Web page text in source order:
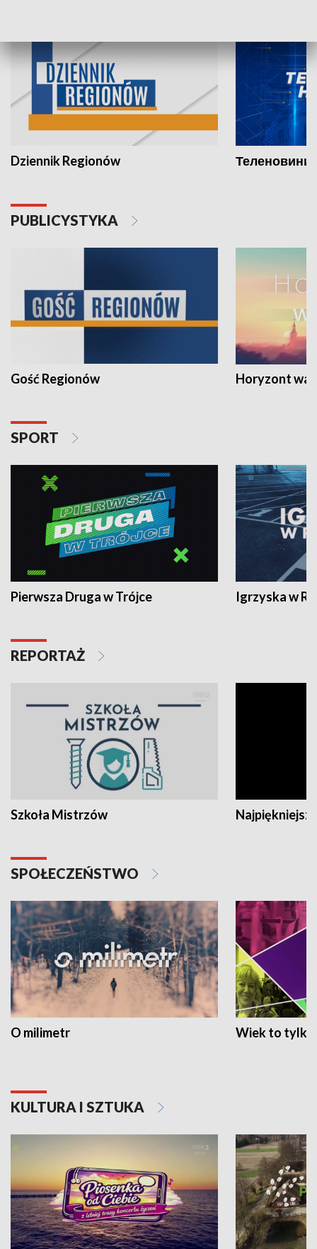
Dziennik Regionów Теленовини
PUBLICYSTYKA
Gość Regionów Horyzont
SPORT
Pierwsza Druga w Trójce Igrzyska w
REPORTAŻ
Szkoła Mistrzów
SPOŁECZEŃSTWO
O milimetr Wiek to tylko
KULTURA I SZTUKA